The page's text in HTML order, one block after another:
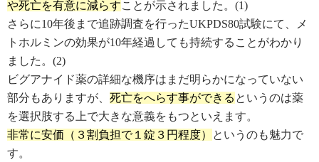
や死亡を有意に減らすことが示されました。(1)
さらに10年後まで追跡調査を行ったUKPDS80試験にて、メ
トホルミンの効果が10年経過しても持続することがわかり
ました。(2)
ビグアナイド薬の詳細な機序はまだ明らかになっていない
部分もありますが、 死亡をへらす事ができる というのは薬
を選択肢する上で大きな意義をもつといえます。
非常に安価（３割負担で１錠３円程度）
というのも魅力で
す。